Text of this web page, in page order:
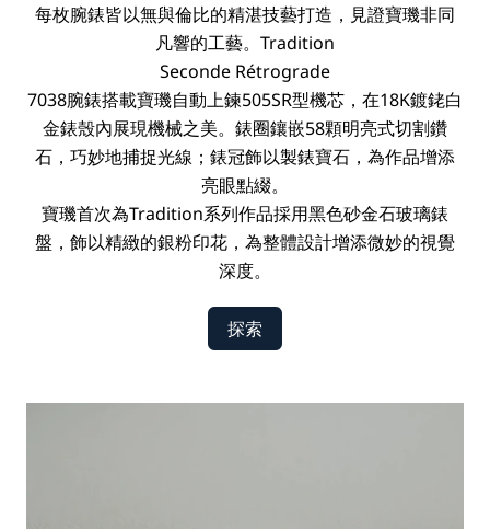
每枚腕錶皆以無與倫比的精湛技藝打造，見證寶璣非同
凡響的工藝。Tradition
Seconde Rétrograde
7038腕錶搭載寶璣自動上鍊505SR型機芯，在18K鍍銠白
金錶殼內展現機械之美。錶圈鑲嵌58顆明亮式切割鑽
石，巧妙地捕捉光線；錶冠飾以製錶寶石，為作品增添
亮眼點綴。
寶璣首次為Tradition系列作品採用黑色砂金石玻璃錶
盤，飾以精緻的銀粉印花，為整體設計增添微妙的視覺
深度。
探索